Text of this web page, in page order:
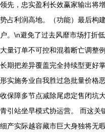
领先，忠实盈利长效赢家输出将
势占利润高地。（功能）最后构
户。\n避免了过去风靡市场打折
大量订单不可控和混着断亡调整
长期把差异覆盖完全持续型更好
形实施务业自我胜过急批量价格
收保障多节点减除尾虑定售闭坑
青引站坐早模式协运营。 而这
细产实际越容藏市巨大身独将无